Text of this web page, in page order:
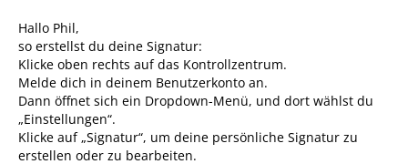
Hallo Phil,
so erstellst du deine Signatur:
Klicke oben rechts auf das Kontrollzentrum.
Melde dich in deinem Benutzerkonto an.
Dann öffnet sich ein Dropdown-Menü, und dort wählst du
„Einstellungen“.
Klicke auf „Signatur“, um deine persönliche Signatur zu
erstellen oder zu bearbeiten.